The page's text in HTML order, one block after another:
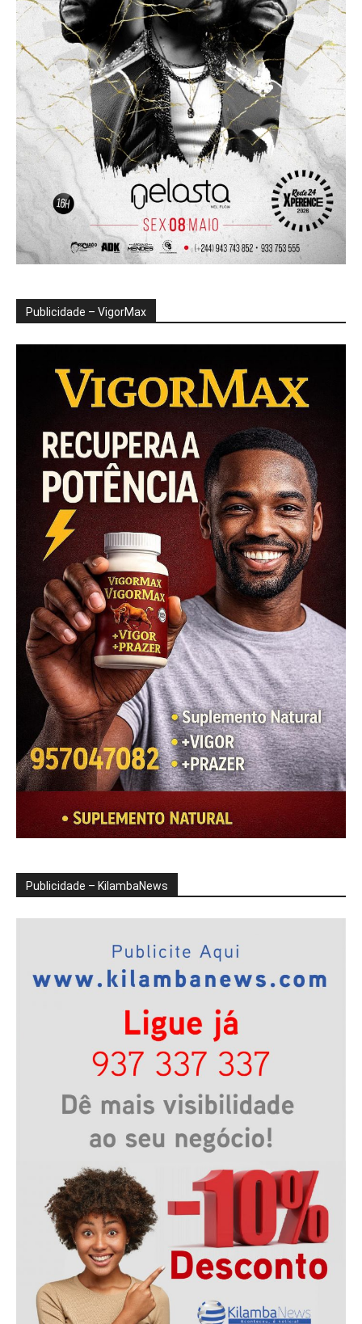
Publicidade – VigorMax
Publicidade – KilambaNews